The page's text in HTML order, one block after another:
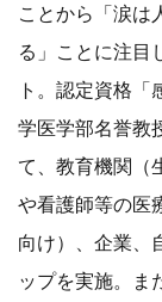
ことから「涙は
る」ことに注目
ト。認定資格
学医学部名誉教
て、教育機関（
や看護師等の医
向け）、企業、
ップを実施。ま